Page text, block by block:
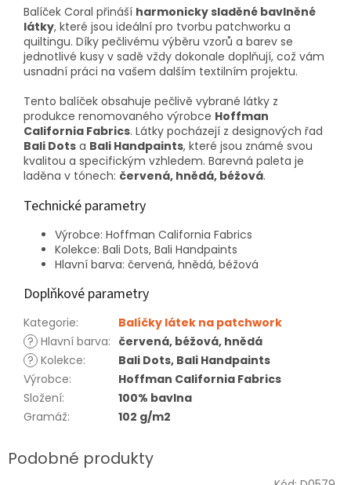
Balíček Coral přináší harmonicky sladěné bavlněné
látky, které jsou ideální pro tvorbu patchworku a
quiltingu. Díky pečlivému výběru vzorů a barev se
jednotlivé kusy v sadě vždy dokonale doplňují, což vám
usnadní práci na vašem dalším textilním projektu.
Tento balíček obsahuje pečlivě vybrané látky z
produkce renomovaného výrobce Hoffman
California Fabrics. Látky pocházejí z designových řad
Bali Dots a Bali Handpaints, které jsou známé svou
kvalitou a specifickým vzhledem. Barevná paleta je
laděna v tónech: červená, hnědá, béžová.
Technické parametry
Výrobce: Hoffman California Fabrics
Kolekce: Bali Dots, Bali Handpaints
Hlavní barva: červená, hnědá, béžová
Doplňkové parametry
Kategorie:
Balíčky látek na patchwork
? Hlavní barva: červená, béžová, hnědá
? Kolekce:
Bali Dots, Bali Handpaints
Výrobce:
Hoffman California Fabrics
Složení:
100% bavlna
Gramáž: 102 g/m2